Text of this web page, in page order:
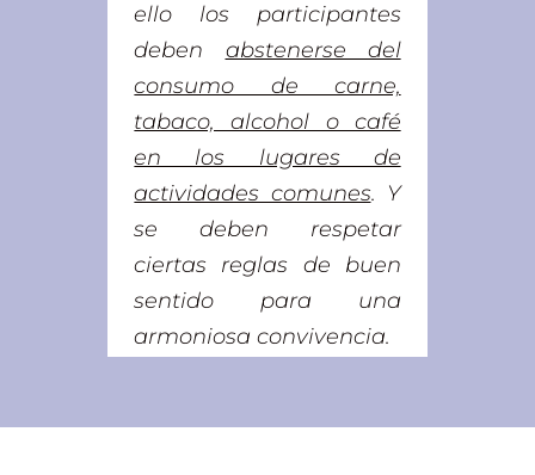
ello los participantes
deben abstenerse del
consumo de carne,
tabaco, alcohol o café
en los lugares de
actividades comunes. Y
se deben respetar
ciertas reglas de buen
sentido para una
armoniosa convivencia.